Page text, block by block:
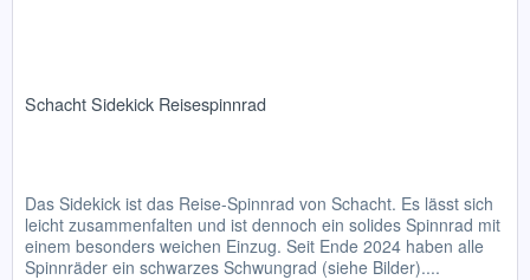
Schacht Sidekick Reisespinnrad
Das Sidekick ist das Reise-Spinnrad von Schacht. Es lässt sich
leicht zusammenfalten und ist dennoch ein solides Spinnrad mit
einem besonders weichen Einzug. Seit Ende 2024 haben alle
Spinnräder ein schwarzes Schwungrad (siehe Bilder)....